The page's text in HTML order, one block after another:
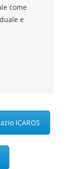
come
e
ICAROS